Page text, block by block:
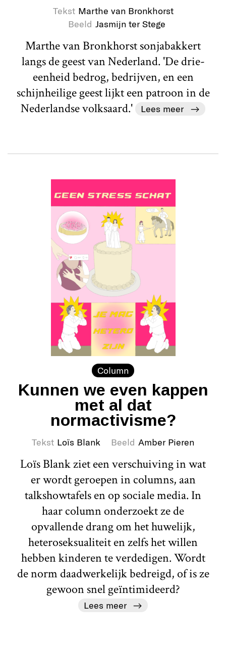
Tekst Marthe van Bronkhorst
Beeld Jasmijn ter Stege
Marthe van Bronkhorst sonjabakkert
langs de geest van Nederland. 'De drie-
eenheid bedrog, bedrijven, en een
schijnheilige geest lijkt een patroon in de
Nederlandse volksaard.'
Lees meer
Column
Kunnen we even kappen
met al dat
normactivisme?
Tekst Loïs Blank Beeld Amber Pieren
Loïs Blank ziet een verschuiving in wat
er wordt geroepen in columns, aan
talkshowtafels en op sociale media. In
haar column onderzoekt ze de
opvallende drang om het huwelijk,
heteroseksualiteit en zelfs het willen
hebben kinderen te verdedigen. Wordt
de norm daadwerkelijk bedreigd, of is ze
gewoon snel geïntimideerd?
Lees meer